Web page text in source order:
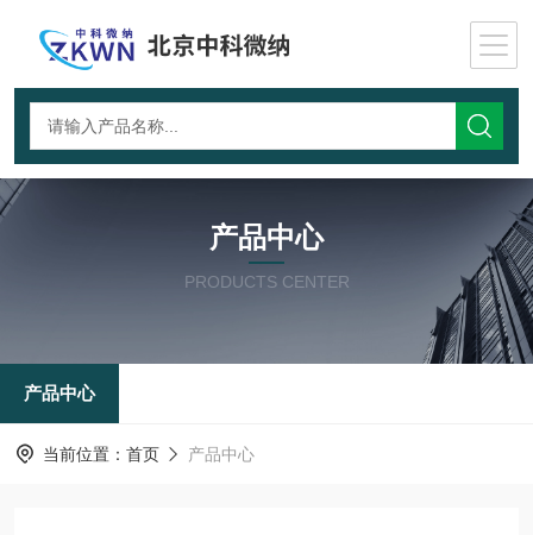
产品中心
PRODUCTS CENTER
产品中心
当前位置： 首页 产品中心